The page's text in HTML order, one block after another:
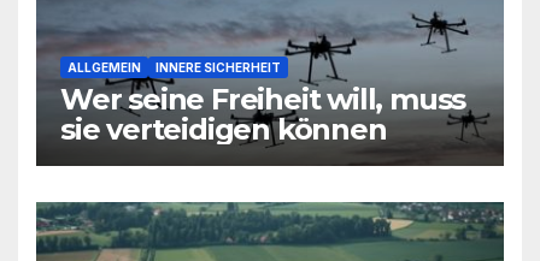
ALLGEMEIN INNERE SICHERHEIT
Wer seine Freiheit will, muss
sie verteidigen können